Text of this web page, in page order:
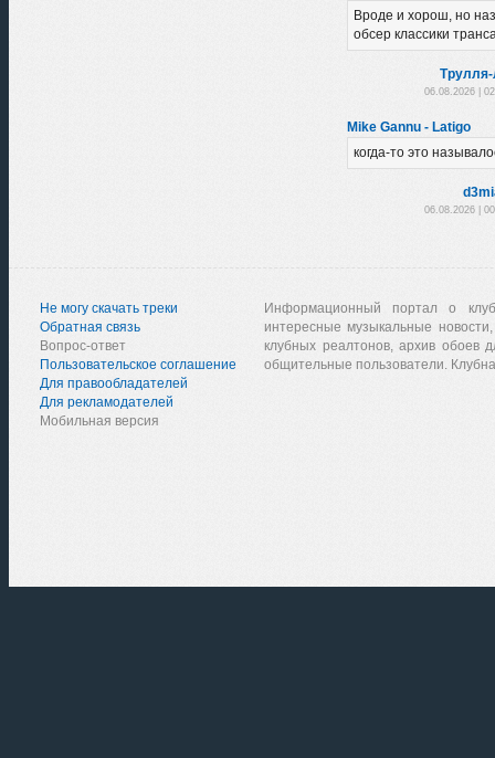
Вроде и хорош, но
обсер классики
06.08.2026 |
Mike Gannu - Latigo
когда-то это
06.08.2026 |
Не могу скачать треки
Обратная связь
Вопрос-ответ
Пользовательское соглашение
Для правообладателей
Для рекламодателей
Мобильная версия
Информационный портал о
интересные музыкальные
клубных реалтонов, архив обоев
общительные пользователи.